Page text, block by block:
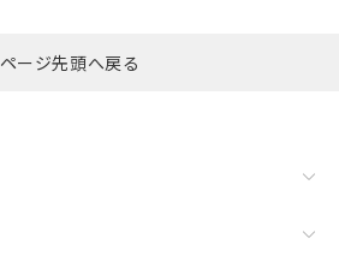
ページ先頭へ戻る